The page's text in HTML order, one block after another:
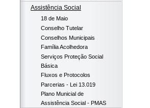
Assistência Social
18 de Maio
Conselho Tutelar
Conselhos Municipais
Família Acolhedora
Serviços Proteção Social
Básica
Fluxos e Protocolos
Parcerias - Lei 13.019
Plano Municial de
Assistência Social - PMAS